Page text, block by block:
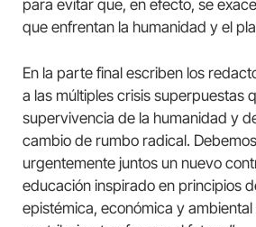
para evitar que, en efecto, se
que enfrentan la humanidad y el
En la parte final escriben los
a las múltiples crisis superpuestas
supervivencia de la humanidad y
cambio de rumbo radical.
urgentemente juntos un nuevo
educación inspirado en principios
epistémica, económica y